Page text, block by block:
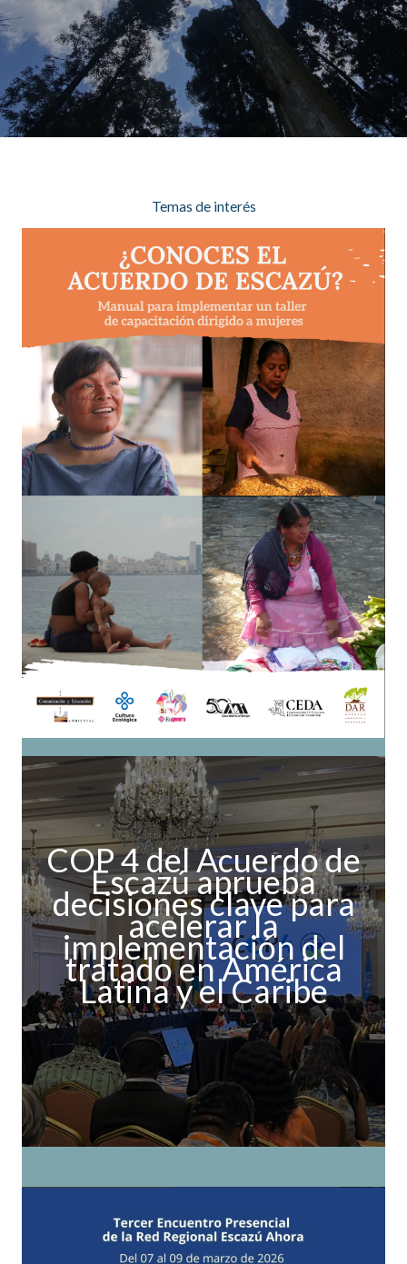
Temas de interés
COP 4 del Acuerdo de
Escazú aprueba
decisiones clave para
acelerar la
implementación del
tratado en América
Latina y el Caribe